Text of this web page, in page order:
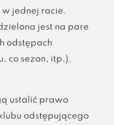
w jednej racie.
jest na pare
odstępach
co sezon, itp.).
ustalić prawo
odstępującego